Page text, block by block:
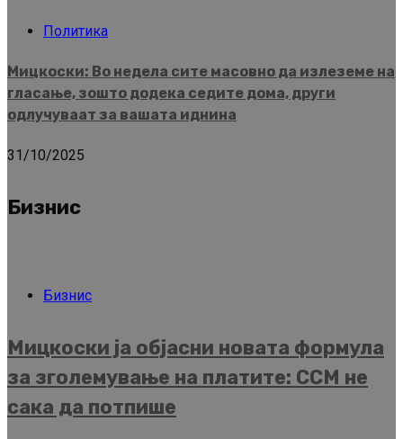
Политика
Мицкоски: Во недела сите масовно да излеземе на
гласање, зошто додека седите дома, други
одлучуваат за вашата иднина
31/10/2025
Бизнис
Бизнис
Мицкоски ја објасни новата формула
за зголемување на платите: ССМ не
сака да потпише